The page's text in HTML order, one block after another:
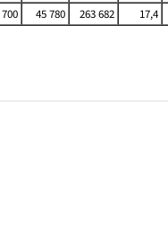
45 780 263 682 17,4